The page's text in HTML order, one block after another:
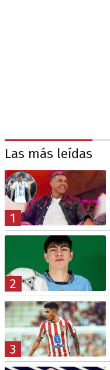
Las más leídas
1
2
3